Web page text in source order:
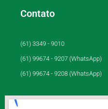
Contato
(61) 3349 - 9010
(61) 99674 - 9207 (WhatsApp)
(61) 99674 - 9208 (WhatsApp)